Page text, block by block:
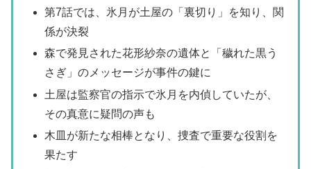
第7話では、氷月が土屋の「裏切り」を知り、関
係が決裂
森で発見された花形紗奈の遺体と「穢れた黒う
さぎ」のメッセージが事件の鍵に
土屋は監察官の指示で氷月を内偵していたが、
その真意に疑問の声も
木皿が新たな相棒となり、捜査で重要な役割を
果たす